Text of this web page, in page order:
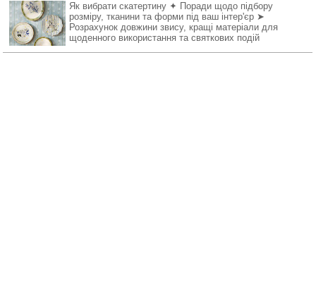
Як вибрати скатертину ✦ Поради щодо підбору
розміру, тканини та форми під ваш інтер'єр ➤
Розрахунок довжини звису, кращі матеріали для
щоденного використання та святкових подій